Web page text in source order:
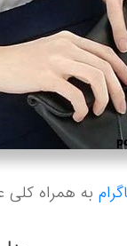
به همراه